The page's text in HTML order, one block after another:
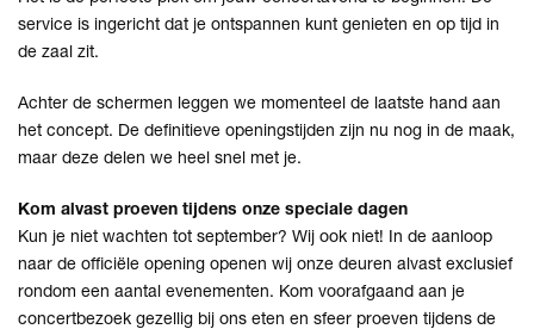
service is ingericht dat je ontspannen kunt genieten en op tijd in
de zaal zit.
Achter de schermen leggen we momenteel de laatste hand aan
het concept. De definitieve openingstijden zijn nu nog in de maak,
maar deze delen we heel snel met je.
Kom alvast proeven tijdens onze speciale dagen
Kun je niet wachten tot september? Wij ook niet! In de aanloop
naar de officiële opening openen wij onze deuren alvast exclusief
rondom een aantal evenementen. Kom voorafgaand aan je
concertbezoek gezellig bij ons eten en sfeer proeven tijdens de